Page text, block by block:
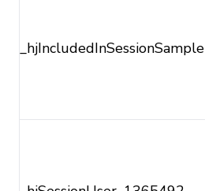
_hjIncludedInSessionSample